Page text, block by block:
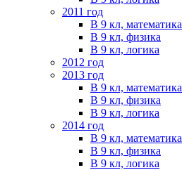
2011 год
В 9 кл, математика
В 9 кл, физика
В 9 кл, логика
2012 год
2013 год
В 9 кл, математика
В 9 кл, физика
В 9 кл, логика
2014 год
В 9 кл, математика
В 9 кл, физика
В 9 кл, логика